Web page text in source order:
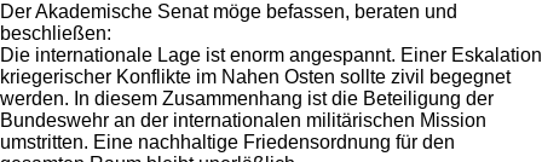
Der Akademische Senat möge befassen, beraten und
beschließen:
Die internationale Lage ist enorm angespannt. Einer Eskalation
kriegerischer Konflikte im Nahen Osten sollte zivil begegnet
werden. In diesem Zusammenhang ist die Beteiligung der
Bundeswehr an der internationalen militärischen Mission
umstritten. Eine nachhaltige Friedensordnung für den